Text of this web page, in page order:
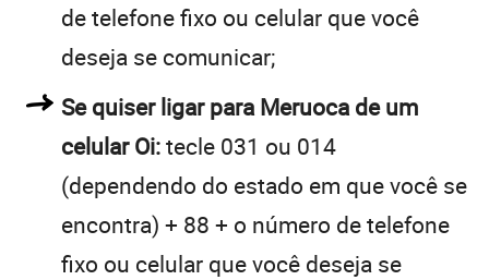
de telefone fixo ou celular que você
deseja se comunicar;
Se quiser ligar para Meruoca de um
celular Oi:tecle 031 ou 014
(dependendo do estado em que você se
encontra) + 88 + o número de telefone
fixo ou celular que você deseja se